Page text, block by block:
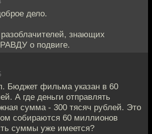
дело.
знающих
о подвиге.
Бюджет фильма указан в 60
А где деньги отправлять
сумма - 300 тясяч рублей. Это
собираются 60 миллионов
суммы уже имеется?